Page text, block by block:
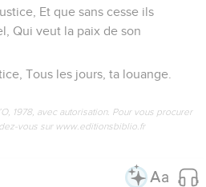
Et que sans cesse ils
Qui veut la paix de son
Tous les jours, ta louange.
1978, avec autorisation. Pour vous procurer
vous sur www.editionsbiblio.fr